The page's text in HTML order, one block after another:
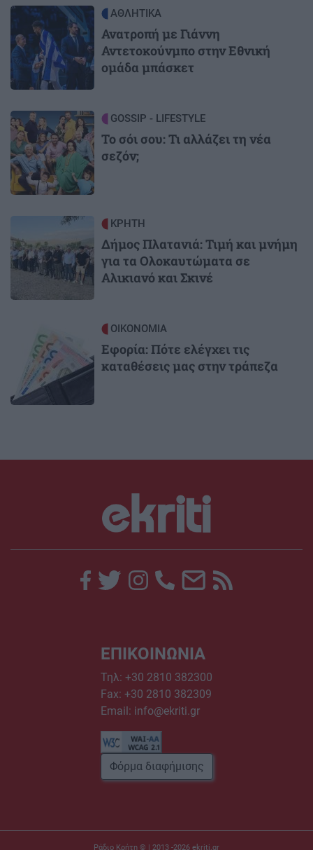
Image ΑΘΛΗΤΙΚΑ
Ανατροπή με Γιάννη
Αντετοκούνμπο στην Εθνική
ομάδα μπάσκετ
Image GOSSIP - LIFESTYLE
Το σόι σου: Τι αλλάζει τη νέα
σεζόν;
ΚΡΗΤΗ
Δήμος Πλατανιά: Τιμή και μνήμη
για τα Ολοκαυτώματα σε
Αλικιανό και Σκινέ
ΟΙΚΟΝΟΜΙΑ
Εφορία: Πότε ελέγχει τις
καταθέσεις μας στην τράπεζα
ΕΠΙΚΟΙΝΩΝΙΑ
Τηλ: +30 2810 382300
Fax: +30 2810 382309
Email: info@ekriti.gr
Φόρμα διαφήμισης
Ράδιο Κρήτη © | 2013 -2026 ekriti.gr